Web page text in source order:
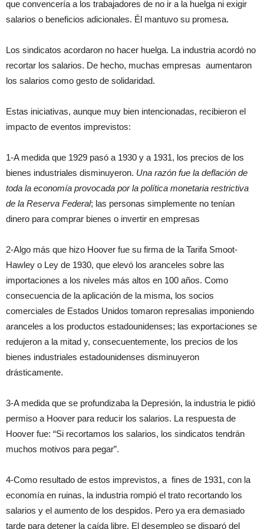
que convencería a los trabajadores de no ir a la huelga ni exigir
salarios o beneficios adicionales. Él mantuvo su promesa.
Los sindicatos acordaron no hacer huelga. La industria acordó no
recortar los salarios. De hecho, muchas empresas aumentaron
los salarios como gesto de solidaridad.
Estas iniciativas, aunque muy bien intencionadas, recibieron el
impacto de eventos imprevistos:
1-A medida que 1929 pasó a 1930 y a 1931, los precios de los
bienes industriales disminuyeron. Una razón fue la deflación de
toda la economía provocada por la política monetaria restrictiva
de la Reserva Federal; las personas simplemente no tenían
dinero para comprar bienes o invertir en empresas
2-Algo más que hizo Hoover fue su firma de la Tarifa Smoot-
Hawley o Ley de 1930, que elevó los aranceles sobre las
importaciones a los niveles más altos en 100 años. Como
consecuencia de la aplicación de la misma, los socios
comerciales de Estados Unidos tomaron represalias imponiendo
aranceles a los productos estadounidenses; las exportaciones se
redujeron a la mitad y, consecuentemente, los precios de los
bienes industriales estadounidenses disminuyeron
drásticamente.
3-A medida que se profundizaba la Depresión, la industria le pidió
permiso a Hoover para reducir los salarios. La respuesta de
Hoover fue: “Si recortamos los salarios, los sindicatos tendrán
muchos motivos para pegar”.
4-Como resultado de estos imprevistos, a fines de 1931, con la
economía en ruinas, la industria rompió el trato recortando los
salarios y el aumento de los despidos. Pero ya era demasiado
tarde para detener la caída libre. El desempleo se disparó del